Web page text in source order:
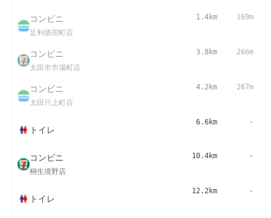
コンビニ
足利借宿町店
1.4km 169m
コンビニ
太田市市場町店
3.8km 266m
コンビニ
太田只上町店
4.2km 267m
トイレ
6.6km -
コンビニ
桐生境野店
10.4km -
トイレ
12.2km -